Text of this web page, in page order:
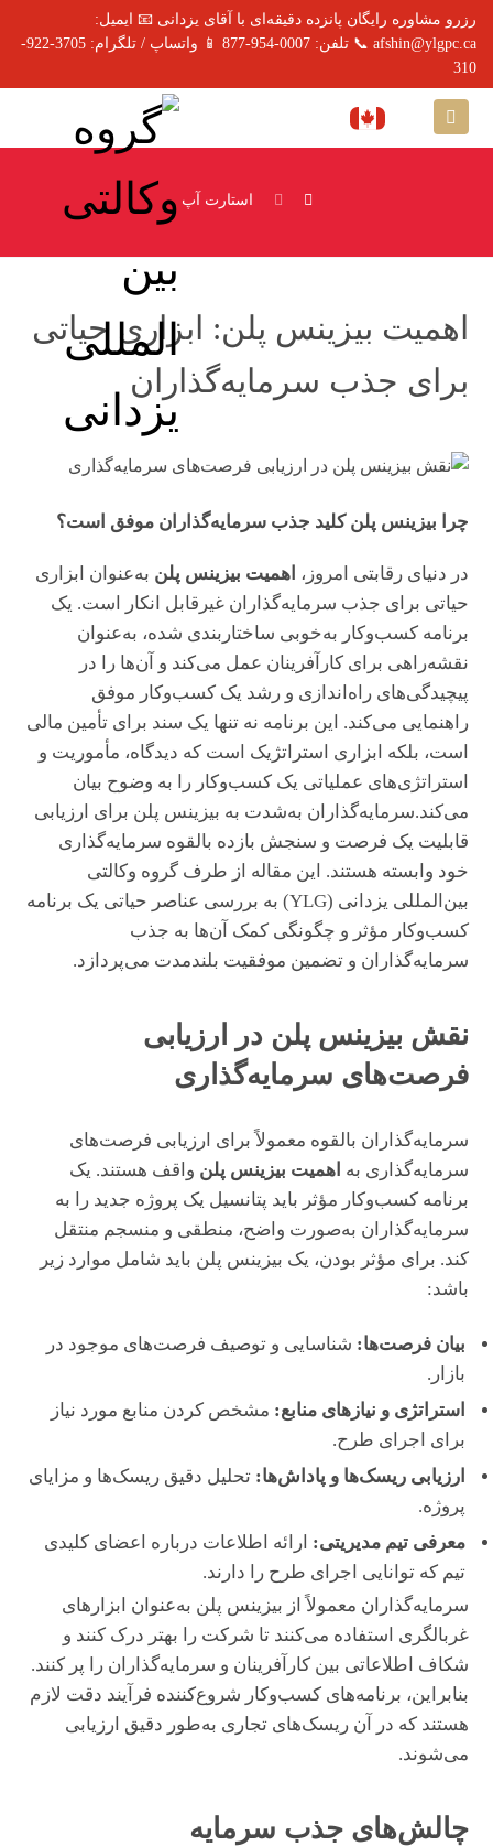
رزرو مشاوره رایگان پانزده دقیقه‌ای با آقای یزدانی 📧 ایمیل:
afshin@ylgpc.ca 📞 تلفن: 0007-954-877 📱 واتساپ / تلگرام: 3705-922-
310
استارت آپ
اهمیت بیزینس پلن: ابزاری حیاتی
برای جذب سرمایه‌گذاران
چرا بیزینس پلن کلید جذب سرمایه‌گذاران موفق است؟
در دنیای رقابتی امروز، اهمیت بیزینس پلن به‌عنوان ابزاری
حیاتی برای جذب سرمایه‌گذاران غیرقابل انکار است. یک
برنامه کسب‌وکار به‌خوبی ساختاربندی شده، به‌عنوان
نقشه‌راهی برای کارآفرینان عمل می‌کند و آن‌ها را در
پیچیدگی‌های راه‌اندازی و رشد یک کسب‌وکار موفق
راهنمایی می‌کند. این برنامه نه تنها یک سند برای تأمین مالی
است، بلکه ابزاری استراتژیک است که دیدگاه، مأموریت و
استراتژی‌های عملیاتی یک کسب‌وکار را به وضوح بیان
می‌کند.سرمایه‌گذاران به‌شدت به بیزینس پلن برای ارزیابی
قابلیت یک فرصت و سنجش بازده بالقوه سرمایه‌گذاری
خود وابسته هستند. این مقاله از طرف گروه وکالتی
بین‌المللی یزدانی (YLG) به بررسی عناصر حیاتی یک برنامه
کسب‌وکار مؤثر و چگونگی کمک آن‌ها به جذب
سرمایه‌گذاران و تضمین موفقیت بلندمدت می‌پردازد.
نقش بیزینس پلن در ارزیابی
فرصت‌های سرمایه‌گذاری
سرمایه‌گذاران بالقوه معمولاً برای ارزیابی فرصت‌های
سرمایه‌گذاری به اهمیت بیزینس پلن واقف هستند. یک
برنامه کسب‌وکار مؤثر باید پتانسیل یک پروژه جدید را به
سرمایه‌گذاران به‌صورت واضح، منطقی و منسجم منتقل
کند. برای مؤثر بودن، یک بیزینس پلن باید شامل موارد زیر
باشد:
بیان فرصت‌ها: شناسایی و توصیف فرصت‌های موجود در
بازار.
استراتژی و نیازهای منابع: مشخص کردن منابع مورد نیاز
برای اجرای طرح.
ارزیابی ریسک‌ها و پاداش‌ها: تحلیل دقیق ریسک‌ها و مزایای
پروژه.
معرفی تیم مدیریتی: ارائه اطلاعات درباره اعضای کلیدی
تیم که توانایی اجرای طرح را دارند.
سرمایه‌گذاران معمولاً از بیزینس پلن به‌عنوان ابزارهای
غربالگری استفاده می‌کنند تا شرکت را بهتر درک کنند و
شکاف اطلاعاتی بین کارآفرینان و سرمایه‌گذاران را پر کنند.
بنابراین، برنامه‌های کسب‌وکار شروع‌کننده فرآیند دقت لازم
هستند که در آن ریسک‌های تجاری به‌طور دقیق ارزیابی
می‌شوند.
چالش‌های جذب سرمایه